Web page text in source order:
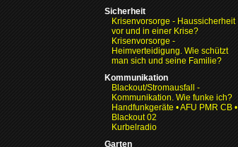
Sicherheit
Krisenvorsorge - Haussicherheit
vor und in einer Krise?
Krisenvorsorge -
Heimverteidigung. Wie schützt
man sich und seine Familie?
Kommunikation
Blackout/Stromausfall -
Kommunikation. Wie funke ich?
Handfunkgeräte • AFU PMR CB •
Blackout 02
Kurbelradio
Garten